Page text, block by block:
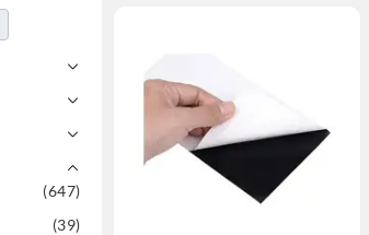
(647)
(39)